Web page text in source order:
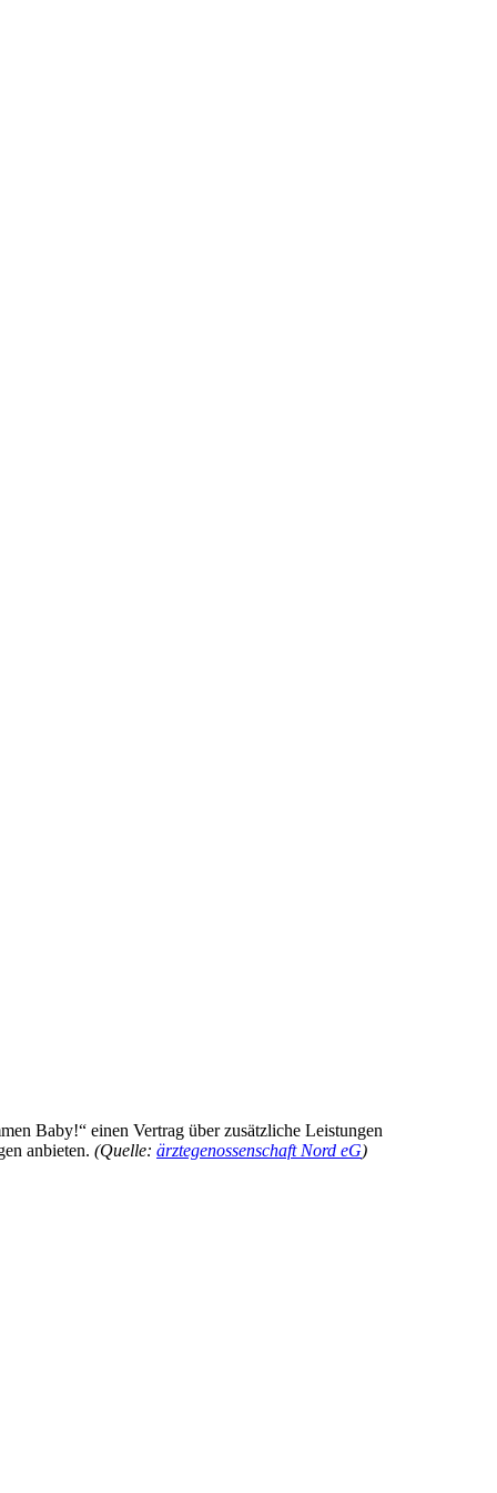
Baby!“ einen Vertrag über zusätzliche Leistungen
anbieten. (Quelle: ärztegenossenschaft Nord eG)